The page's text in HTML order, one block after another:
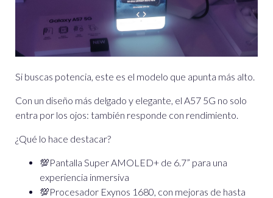
Si buscas potencia, este es el modelo que apunta más alto.
Con un diseño más delgado y elegante, el A57 5G no solo
entra por los ojos: también responde con rendimiento.
¿Qué lo hace destacar?
💯Pantalla Super AMOLED+ de 6.7” para una
experiencia inmersiva
💯Procesador Exynos 1680, con mejoras de hasta